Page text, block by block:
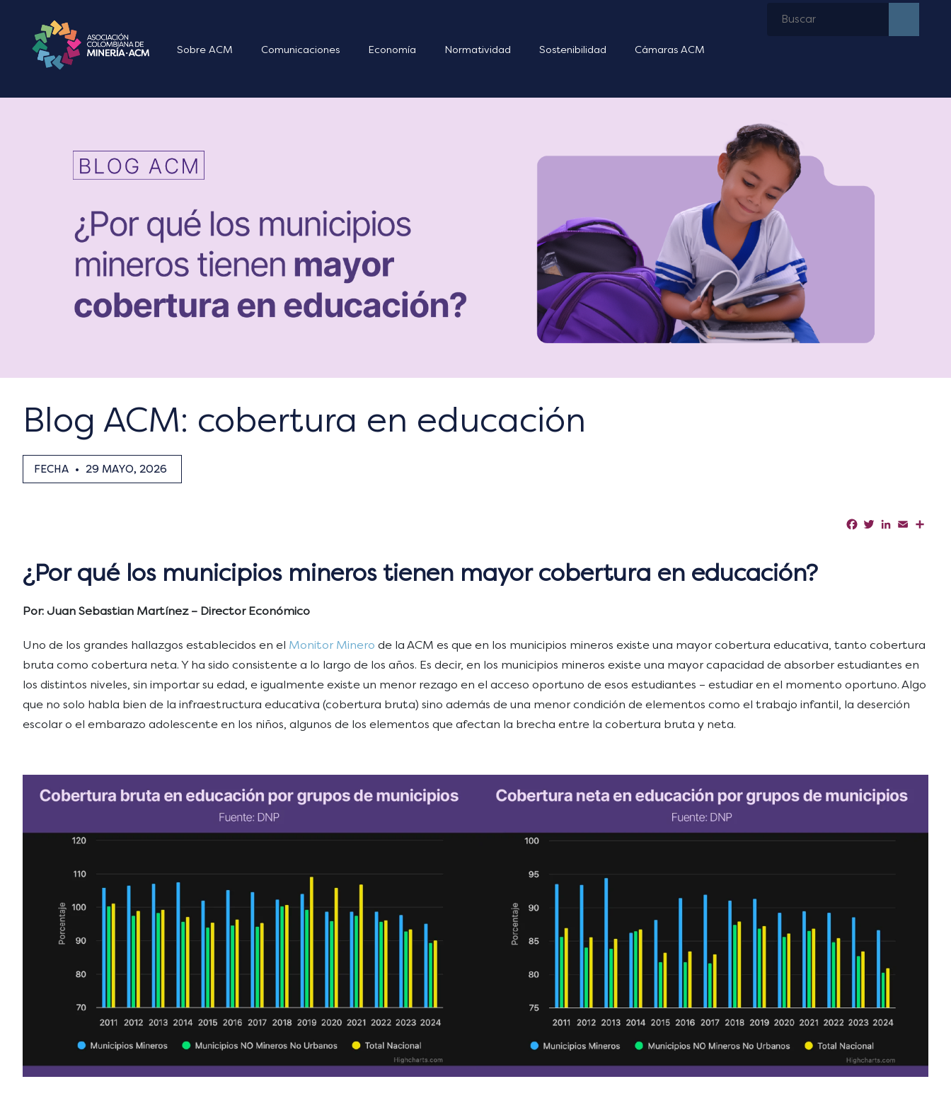
Sobre ACM Comunicaciones Economía Normatividad Sostenibilidad Cámaras ACM
Blog ACM: cobertura en educación
FECHA • 29 MAYO, 2026
Facebook
TwitterLinkedIn
Email
¿Por qué los municipios mineros tienen mayor cobertura en educación?
Por: Juan Sebastian Martínez – Director Económico
Uno de los grandes hallazgos establecidos en el Monitor Minero de la ACM es que en los municipios mineros existe una mayor cobertura educativa, tanto cobertura
bruta como cobertura neta. Y ha sido consistente a lo largo de los años. Es decir, en los municipios mineros existe una mayor capacidad de absorber estudiantes en
los distintos niveles, sin importar su edad, e igualmente existe un menor rezago en el acceso oportuno de esos estudiantes – estudiar en el momento oportuno. Algo
que no solo habla bien de la infraestructura educativa (cobertura bruta) sino además de una menor condición de elementos como el trabajo infantil, la deserción
escolar o el embarazo adolescente en los niños, algunos de los elementos que afectan la brecha entre la cobertura bruta y neta.